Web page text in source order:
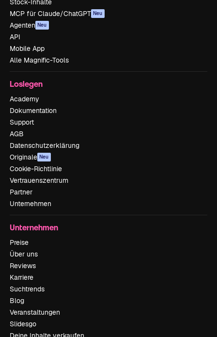
Stock-Inhalte
MCP für Claude/ChatGPT Neu
Agenten Neu
API
Mobile App
Alle Magnific-Tools
Loslegen
Academy
Dokumentation
Support
AGB
Datenschutzerklärung
Originale Neu
Cookie-Richtlinie
Vertrauenszentrum
Partner
Unternehmen
Unternehmen
Preise
Über uns
Reviews
Karriere
Suchtrends
Blog
Veranstaltungen
Slidesgo